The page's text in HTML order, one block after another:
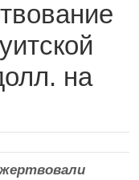
на